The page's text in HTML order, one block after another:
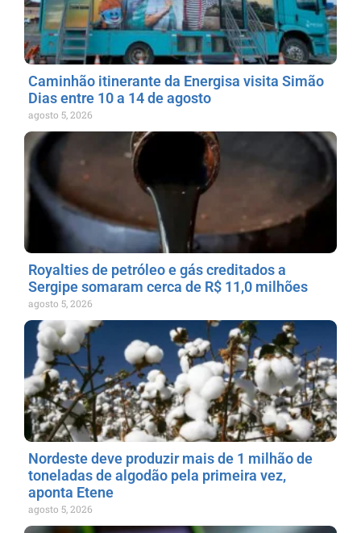
Caminhão itinerante da Energisa visita Simão
Dias entre 10 a 14 de agosto
agosto 5, 2026
Royalties de petróleo e gás creditados a
Sergipe somaram cerca de R$ 11,0 milhões
agosto 5, 2026
Nordeste deve produzir mais de 1 milhão de
toneladas de algodão pela primeira vez,
aponta Etene
agosto 5, 2026